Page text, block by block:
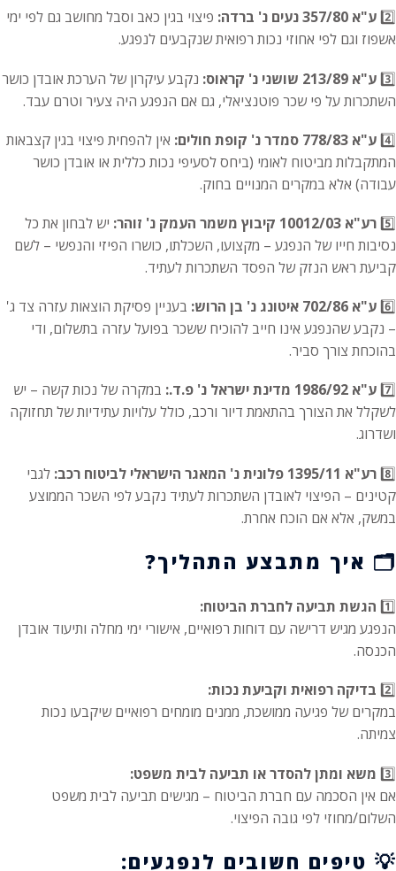
2️⃣ע"א 357/80 נעים נ' ברדה:
פיצוי בגין כאב וסבל מחושב גם לפי ימי
אשפוז וגם לפי אחוזי נכות רפואית שנקבעים לנפגע.
3️⃣ע"א 213/89 שושני נ' קראוס:
נקבע עיקרון של הערכת אובדן כושר
השתכרות על פי שכר פוטנציאלי, גם אם הנפגע היה צעיר וטרם עבד.
4️⃣ע"א 778/83 סמדר נ' קופת חולים:
אין להפחית פיצוי בגין קצבאות
המתקבלות מביטוח לאומי (ביחס לסעיפי נכות כללית או אובדן כושר
עבודה) אלא במקרים המנויים בחוק.
5️⃣רע"א 10012/03 קיבוץ משמר העמק נ' זוהר:
יש לבחון את כל
נסיבות חייו של הנפגע – מקצועו, השכלתו, כושרו הפיזי והנפשי – לשם
קביעת ראש הנזק של הפסד השתכרות לעתיד.
6️⃣ע"א 702/86 איטונג נ' בן הרוש:
בעניין פסיקת הוצאות עזרה צד ג'
– נקבע שהנפגע אינו חייב להוכיח ששכר בפועל עזרה בתשלום, ודי
בהוכחת צורך סביר.
7️⃣ע"א 1986/92 מדינת ישראל נ' פ.ד.:
במקרה של נכות קשה – יש
לשקלל את הצורך בהתאמת דיור ורכב, כולל עלויות עתידיות של תחזוקה
ושדרוג.
8️⃣רע"א 1395/11 פלונית נ' המאגר הישראלי לביטוח רכב:
לגבי
קטינים – הפיצוי לאובדן השתכרות לעתיד נקבע לפי השכר הממוצע
במשק, אלא אם הוכח אחרת.
🗂️ איך מתבצע התהליך?
1️⃣ הגשת תביעה לחברת הביטוח:
הנפגע מגיש דרישה עם דוחות רפואיים, אישורי ימי מחלה ותיעוד אובדן
הכנסה.
2️⃣ בדיקה רפואית וקביעת נכות:
במקרים של פגיעה ממושכת, ממנים מומחים רפואיים שיקבעו נכות
צמיתה.
3️⃣ משא ומתן להסדר או תביעה לבית משפט:
אם אין הסכמה עם חברת הביטוח – מגישים תביעה לבית משפט
השלום/מחוזי לפי גובה הפיצוי.
💡 טיפים חשובים לנפגעים: